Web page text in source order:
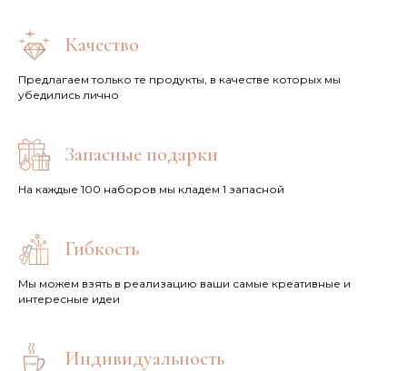
Качество
Предлагаем только те продукты, в качестве которых мы
убедились лично
Запасные подарки
На каждые 100 наборов мы кладем 1 запасной
Гибкость
Мы можем взять в реализацию ваши самые креативные и
интересные идеи
Индивидуальность